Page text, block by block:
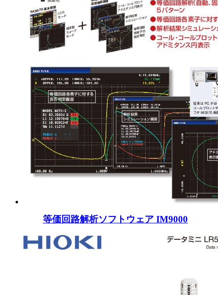
等価回路解析ソフトウェア IM9000